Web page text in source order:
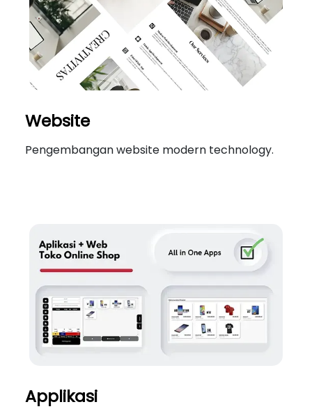
Website
Pengembangan website modern technology.
Applikasi